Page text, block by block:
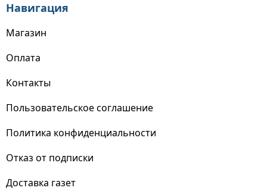
Навигация
Магазин
Оплата
Контакты
Пользовательское соглашение
Политика конфиденциальности
Отказ от подписки
Доставка газет